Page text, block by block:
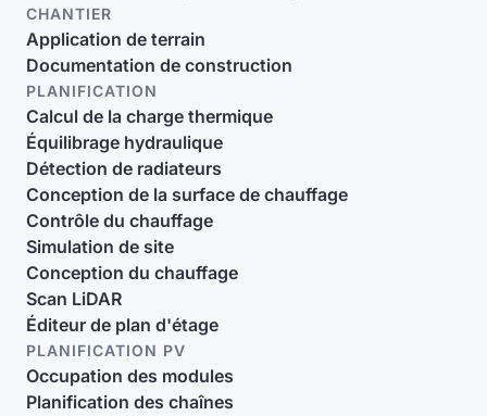
CHANTIER
Application de terrain
Documentation de construction
PLANIFICATION
Calcul de la charge thermique
Équilibrage hydraulique
Détection de radiateurs
Conception de la surface de chauffage
Contrôle du chauffage
Simulation de site
Conception du chauffage
Scan LiDAR
Éditeur de plan d'étage
PLANIFICATION PV
Occupation des modules
Planification des chaînes